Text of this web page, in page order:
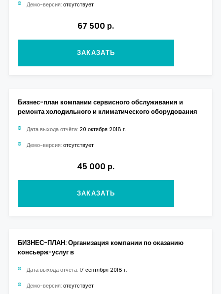
Демо-версия: отсутствует
67 500 р.
ЗАКАЗАТЬ
Бизнес-план компании сервисного обслуживания и
ремонта холодильного и климатического оборудования
Дата выхода отчёта: 20 октября 2018 г.
Демо-версия: отсутствует
45 000 р.
ЗАКАЗАТЬ
БИЗНЕС-ПЛАН: Организация компании по оказанию
консьерж-услуг в
Дата выхода отчёта: 17 сентября 2018 г.
Демо-версия: отсутствует